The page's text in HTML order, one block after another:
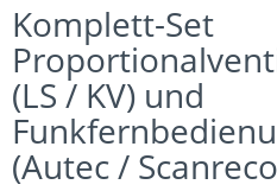
Komplett-Set
(LS / KV) und
(Autec /